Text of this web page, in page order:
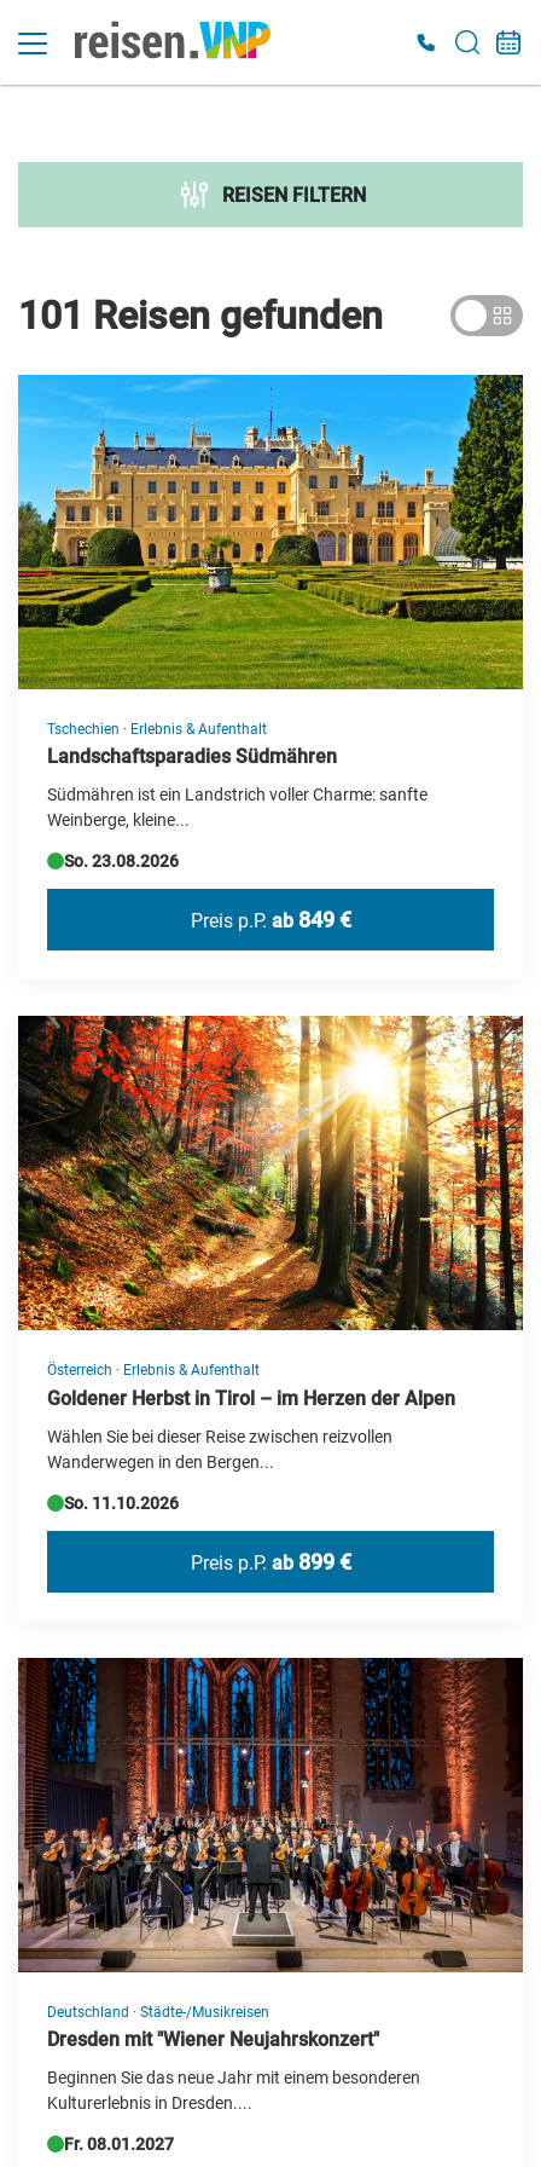
Suche verfeinern
Preis
Reiseart
Adventsreisen
Bus-Rundreise
Deutschland Reisen
Erlebnis & Aufenthalt
Events
Flugreisen
Flusskreuzfahrt
Frühjahrs-Reisen
Geschenkideen
Kultur/UNESCO
Kurzreisen
Neue Reisen
Silvesterreisen
Specials
Städte-/Musikreisen
Weihnachtsreisen
Zielgebiet
Albanien
Andorra
Belgien
China
Deutschland
Dänemark
Estland
Finnland
Frankreich
Griechenland
Großbritannien
Irland
Island
Italien
Kanada
REISEN FILTERN
101 Reisen gefunden
Tschechien · Erlebnis & Aufenthalt
Landschaftsparadies Südmähren
Südmähren ist ein Landstrich voller Charme: sanfte
Weinberge, kleine...
So. 23.08.2026
Preis p.P. ab 849 €
Österreich · Erlebnis & Aufenthalt
Goldener Herbst in Tirol – im Herzen der Alpen
Wählen Sie bei dieser Reise zwischen reizvollen
Wanderwegen in den Bergen...
So. 11.10.2026
Preis p.P. ab 899 €
Deutschland · Städte-/Musikreisen
Dresden mit "Wiener Neujahrskonzert"
Beginnen Sie das neue Jahr mit einem besonderen
Kulturerlebnis in Dresden....
Fr. 08.01.2027